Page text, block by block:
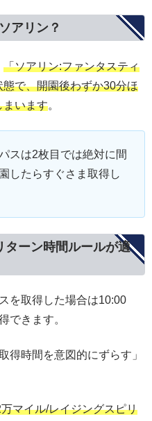
アリン？
「ソアリン:ファンタスティ
で、開園後わずか30分ほ
まいます。
スは2枚目では絶対に間
したらすぐさま取得し
ターン時間ルールが適
を取得した場合は10:00
できます。
得時間を意図的にずらす」
マイル/レイジングスピリ